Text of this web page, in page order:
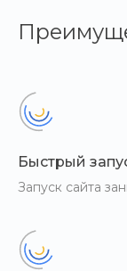
Быстрый
Запуск сайта